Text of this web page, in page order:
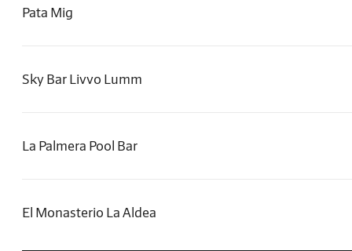
Pata Mig
Sky Bar Livvo Lumm
La Palmera Pool Bar
El Monasterio La Aldea